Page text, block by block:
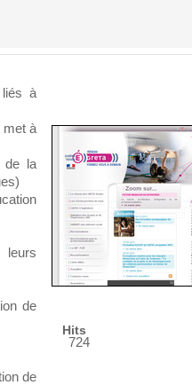
liés à
met à
de la
leurs
de
de
Hits
724